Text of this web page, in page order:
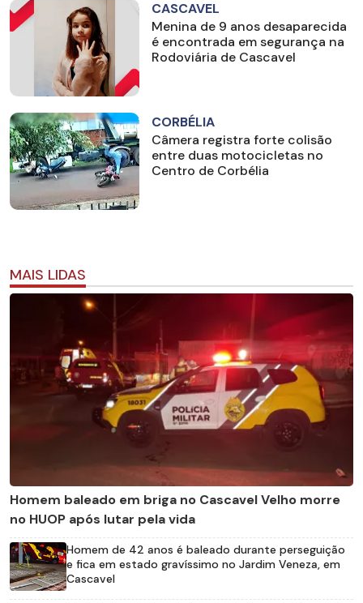
CASCAVEL
Menina de 9 anos desaparecida
é encontrada em segurança na
Rodoviária de Cascavel
CORBÉLIA
Câmera registra forte colisão
entre duas motocicletas no
Centro de Corbélia
MAIS LIDAS
Homem baleado em briga no Cascavel Velho morre
no HUOP após lutar pela vida
Homem de 42 anos é baleado durante perseguição
e fica em estado gravíssimo no Jardim Veneza, em
Cascavel